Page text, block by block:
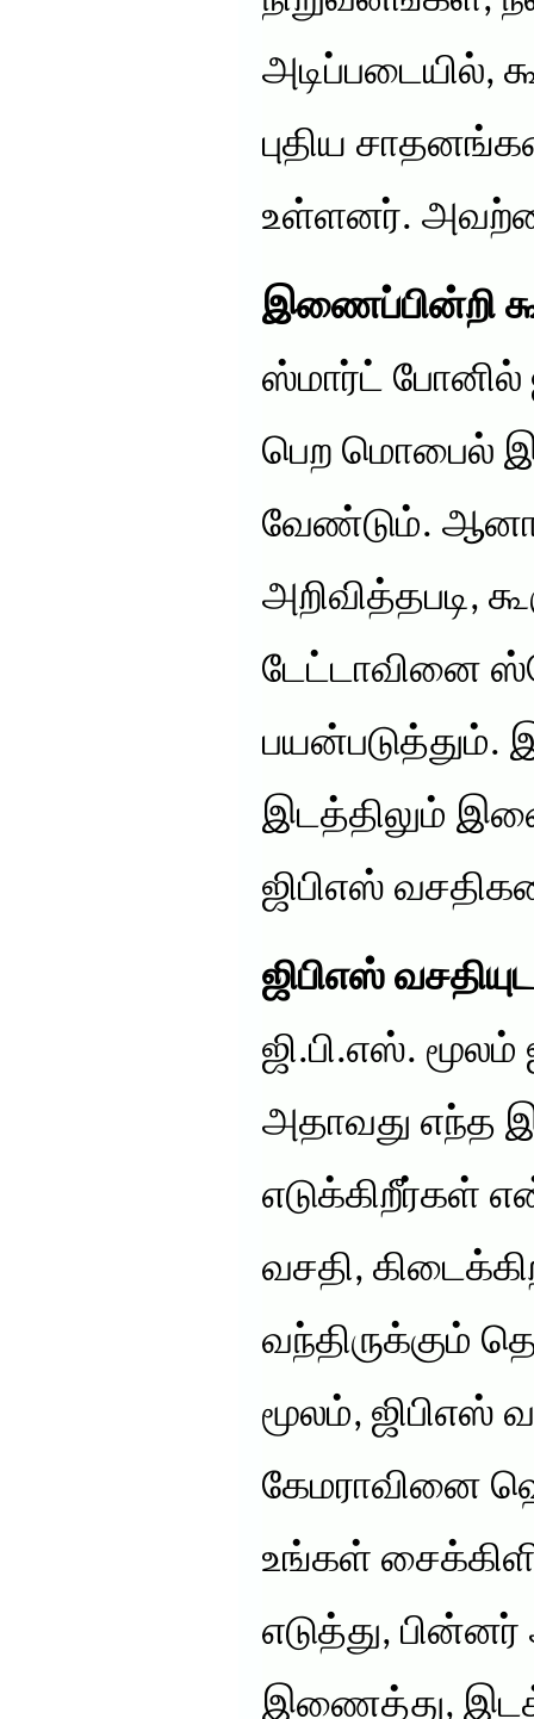
அடிப்படையில்,
புதிய
உள்ளனர்.
இணைப்பின்றி
ஸ்மார்ட் போனில்
பெற மொபைல்
வேண்டும்.
அறிவித்தபடி,
டேட்டாவினை
பயன்படுத்தும்.
இடத்திலும்
ஜிபிஎஸ்
ஜிபிஎஸ்
ஜி.பி.எஸ்.
அதாவது எந்த
எடுக்கிறீர்கள்
வசதி,
வந்திருக்கும்
மூலம்,
கேமராவினை
உங்கள்
எடுத்து,
இணைத்து,